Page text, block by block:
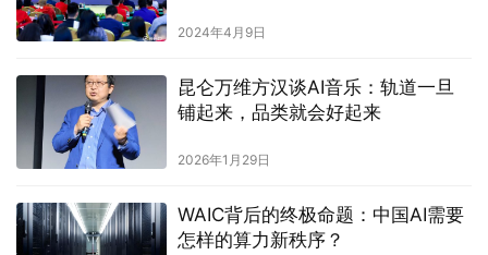
2024年4月9日
昆仑万维方汉谈AI音乐：轨道一旦
铺起来，品类就会好起来
2026年1月29日
WAIC背后的终极命题：中国AI需要
怎样的算力新秩序？